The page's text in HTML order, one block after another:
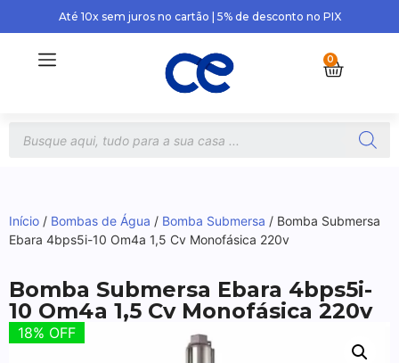
Até 10x sem juros no cartão | 5% de desconto no PIX
0
Início / Bombas de Água / Bomba Submersa / Bomba Submersa
Ebara 4bps5i-10 Om4a 1,5 Cv Monofásica 220v
Bomba Submersa Ebara 4bps5i-
10 Om4a 1,5 Cv Monofásica 220v
18% OFF